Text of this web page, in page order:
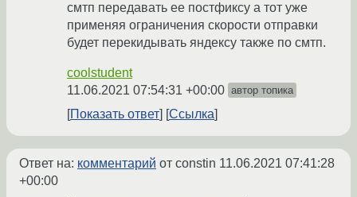
смтп передавать ее постфиксу а тот уже
применяя ограничения скорости отправки
будет перекидывать яндексу также по смтп.
coolstudent
11.06.2021 07:54:31 +00:00 автор топика
Показать ответ Ссылка
Ответ на: комментарий от constin 11.06.2021 07:41:28
+00:00